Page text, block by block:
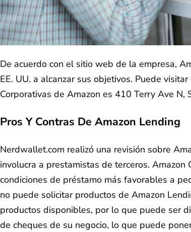
De acuerdo con el sitio web de la empresa,
EE. UU. a alcanzar sus objetivos. Puede
Corporativas de Amazon es 410 Terry Ave
Pros Y Contras De Amazon Lending
Nerdwallet.com realizó una revisión sobre
involucra a prestamistas de terceros.
condiciones de préstamo más favorables a
no puede solicitar productos de Amazon
productos disponibles, por lo que puede ser
de cheques de su negocio, lo que puede